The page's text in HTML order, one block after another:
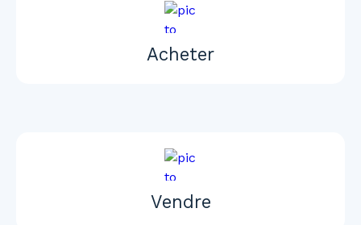
Acheter
Vendre